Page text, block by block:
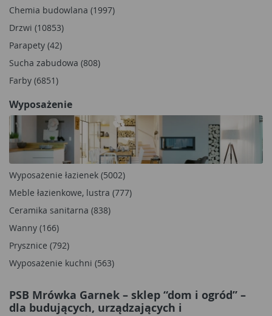
Chemia budowlana (1997)
Drzwi (10853)
Parapety (42)
Sucha zabudowa (808)
Farby (6851)
Wyposażenie
Wyposażenie łazienek (5002)
Meble łazienkowe, lustra (777)
Ceramika sanitarna (838)
Wanny (166)
Prysznice (792)
Wyposażenie kuchni (563)
PSB Mrówka Garnek – sklep “dom i ogród” –
dla budujących, urządzających i